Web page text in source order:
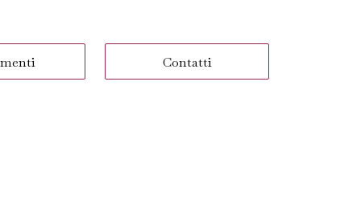
Contatti